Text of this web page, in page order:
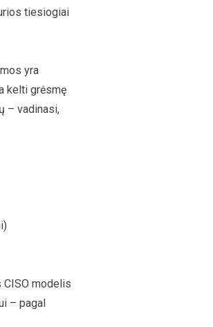
tiesiogiai
yra
kelti grėsmę
– vadinasi,
CISO modelis
– pagal